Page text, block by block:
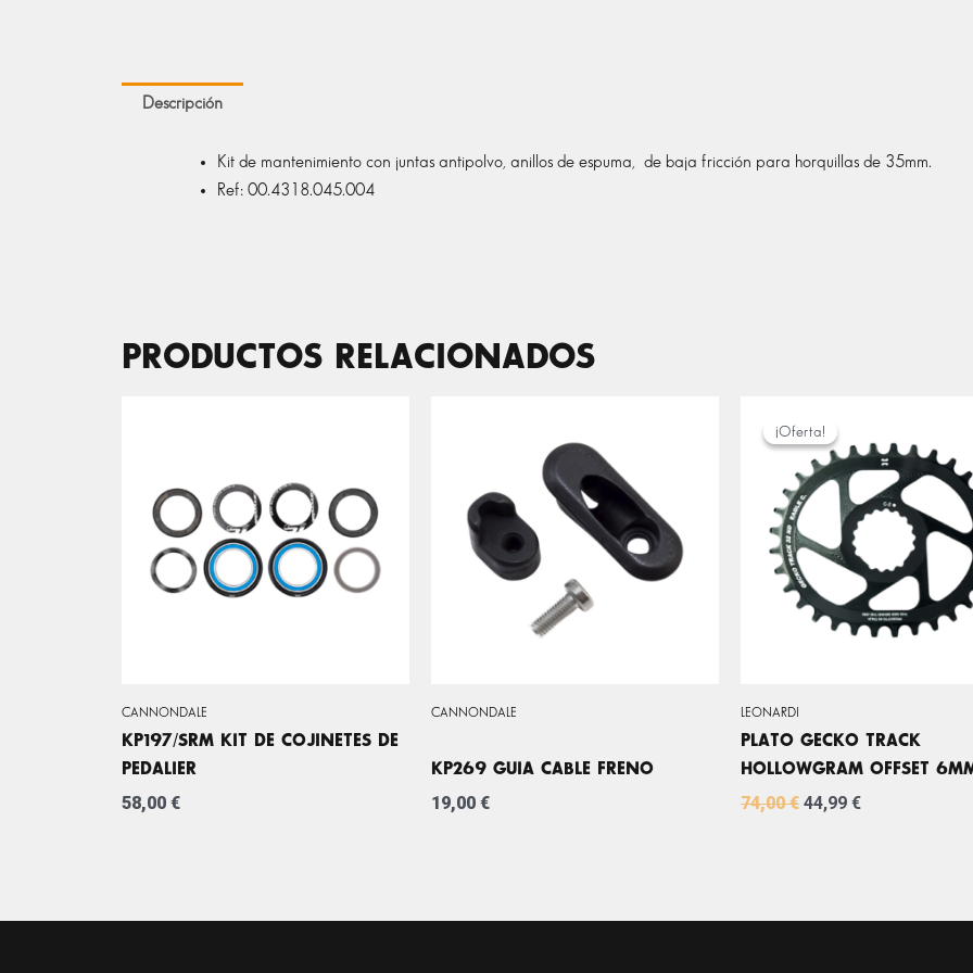
Descripción
Kit de mantenimiento con juntas antipolvo, anillos de espuma, de baja fricción para horquillas de 35mm.
Ref: 00.4318.045.004
PRODUCTOS RELACIONADOS
CANNONDALE
KP197/SRM KIT DE COJINETES DE
PEDALIER
58,00 €
CANNONDALE
KP269 GUIA CABLE FRENO
19,00 €
¡Oferta!
LEONARDI
¡Oferta!
PLATO GECKO TRACK
HOLLOWGRAM OFFSET
74,00€
PRECIO
ORIGINAL
ERA:
74,00 €.
44,99 €
ACTUAL
ES:
44,99 €.